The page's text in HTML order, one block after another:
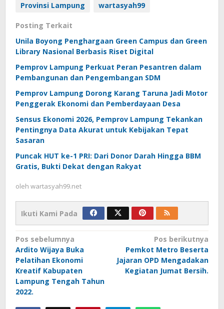
Provinsi Lampung
wartasyah99
Posting Terkait
Unila Boyong Penghargaan Green Campus dan Green
Library Nasional Berbasis Riset Digital
Pemprov Lampung Perkuat Peran Pesantren dalam
Pembangunan dan Pengembangan SDM
Pemprov Lampung Dorong Karang Taruna Jadi Motor
Penggerak Ekonomi dan Pemberdayaan Desa
Sensus Ekonomi 2026, Pemprov Lampung Tekankan
Pentingnya Data Akurat untuk Kebijakan Tepat
Sasaran
Puncak HUT ke-1 PRI: Dari Donor Darah Hingga BBM
Gratis, Bukti Dekat dengan Rakyat
oleh wartasyah99.net
Ikuti Kami Pada
Navigasi
pos
Pos sebelumnya
Ardito Wijaya Buka
Pelatihan Ekonomi
Kreatif Kabupaten
Lampung Tengah Tahun
2022.
Pos berikutnya
Pemkot Metro Beserta
Jajaran OPD Mengadakan
Kegiatan Jumat Bersih.